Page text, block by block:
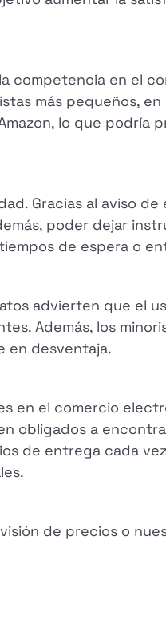
competencia en el
más pequeños,
lo que podría
Gracias al aviso
poder dejar
de espera o
advierten que el
Además, los
en desventaja.
en el comercio
obligados a
de entrega cada
de precios o